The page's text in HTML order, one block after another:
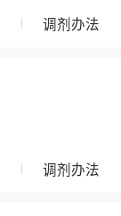
调剂办法
调剂办法